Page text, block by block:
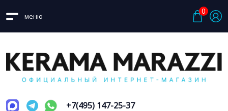
меню
0
+7(495) 147-25-37